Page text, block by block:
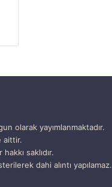
olarak yayımlanmaktadır.
aittir.
saklıdır.
dahi alıntı yapılamaz.